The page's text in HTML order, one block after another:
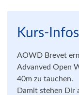
Kurs-Infos
AOWD Brevet
Advanved Open
40m zu tauchen.
Damit stehen Dir